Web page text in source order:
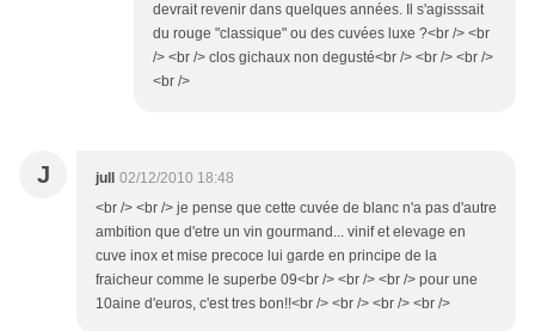
devrait revenir dans quelques années. Il s'agisssait
du rouge "classique" ou des cuvées luxe ?<br /> <br
/> <br /> clos gichaux non degusté<br /> <br /> <br />
<br />
J jull
02/12/2010 18:48
<br /> <br /> je pense que cette cuvée de blanc n'a pas d'autre
ambition que d'etre un vin gourmand... vinif et elevage en
cuve inox et mise precoce lui garde en principe de la
fraicheur comme le superbe 09<br /> <br /> <br /> pour une
10aine d'euros, c'est tres bon!!<br /> <br /> <br /> <br />